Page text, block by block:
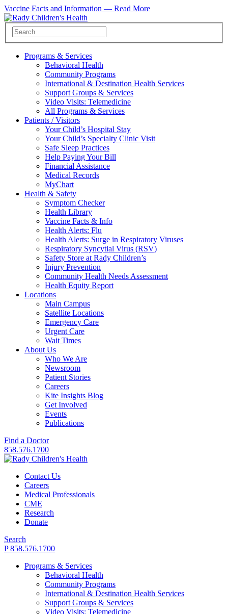
Vaccine Facts and Information — Read More
Programs & Services
Behavioral Health
Community Programs
International & Destination Health Services
Support Groups & Services
Video Visits: Telemedicine
All Programs & Services
Patients / Visitors
Your Child’s Hospital Stay
Your Child’s Specialty Clinic Visit
Safe Sleep Practices
Help Paying Your Bill
Financial Assistance
Medical Records
MyChart
Health & Safety
Symptom Checker
Health Library
Vaccine Facts & Info
Health Alerts: Flu
Health Alerts: Surge in Respiratory Viruses
Respiratory Syncytial Virus (RSV)
Safety Store at Rady Children’s
Injury Prevention
Community Health Needs Assessment
Health Equity Report
Locations
Main Campus
Satellite Locations
Emergency Care
Urgent Care
Wait Times
About Us
Who We Are
Newsroom
Patient Stories
Careers
Kite Insights Blog
Get Involved
Events
Publications
Find a Doctor
858.576.1700
Contact Us
Careers
Medical Professionals
CME
Research
Donate
Search
P 858.576.1700
Programs & Services
Behavioral Health
Community Programs
International & Destination Health Services
Support Groups & Services
Video Visits: Telemedicine